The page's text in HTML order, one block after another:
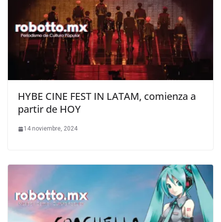
HYBE CINE FEST IN LATAM, comienza a
partir de HOY
14 noviembre, 2024